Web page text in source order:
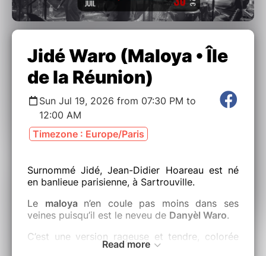
Jidé Waro (Maloya • Île
de la Réunion)
Sun Jul 19, 2026 from 07:30 PM to
12:00 AM
Timezone : Europe/Paris
Surnommé Jidé, Jean-Didier Hoareau est né
en banlieue parisienne, à Sartrouville.
Le maloya n’en coule pas moins dans ses
veines puisqu’il est le neveu de Danyèl Waro.
C’est une version rageuse et tendre, colorée
au bitume des cités, qu’il chante de sa voix
Read more